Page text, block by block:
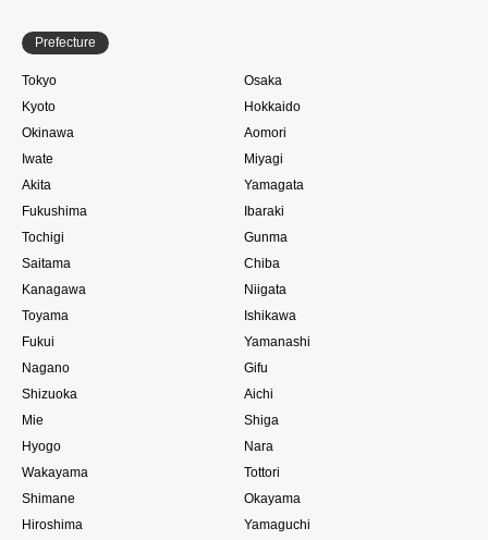
Prefecture
Tokyo
Osaka
Kyoto
Hokkaido
Okinawa
Aomori
Iwate
Miyagi
Akita
Yamagata
Fukushima
Ibaraki
Tochigi
Gunma
Saitama
Chiba
Kanagawa
Niigata
Toyama
Ishikawa
Fukui
Yamanashi
Nagano
Gifu
Shizuoka
Aichi
Mie
Shiga
Hyogo
Nara
Wakayama
Tottori
Shimane
Okayama
Hiroshima
Yamaguchi